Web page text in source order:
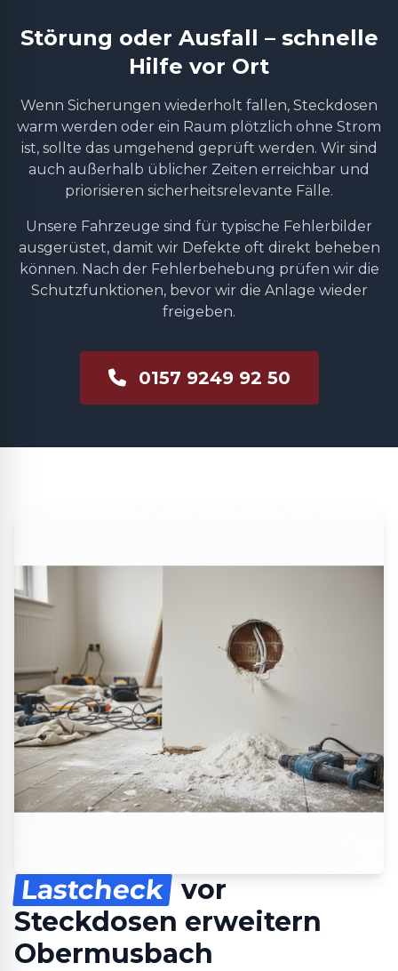
Störung oder Ausfall – schnelle
Hilfe vor Ort
Wenn Sicherungen wiederholt fallen, Steckdosen
warm werden oder ein Raum plötzlich ohne Strom
ist, sollte das umgehend geprüft werden. Wir sind
auch außerhalb üblicher Zeiten erreichbar und
priorisieren sicherheitsrelevante Fälle.
Unsere Fahrzeuge sind für typische Fehlerbilder
ausgerüstet, damit wir Defekte oft direkt beheben
können. Nach der Fehlerbehebung prüfen wir die
Schutzfunktionen, bevor wir die Anlage wieder
freigeben.
0157 9249 92 50
Lastcheck vor
Steckdosen erweitern
Obermusbach